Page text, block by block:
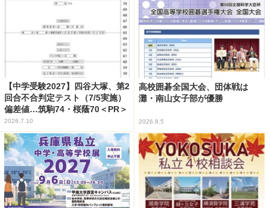
【中学受験2027】四谷大塚、第2
回合不合判定テスト（7/5実施）
偏差値…筑駒74・桜蔭70＜PR＞
2026.7.10
高校囲碁全国大会、団体戦は
灘・南山女子部が優勝
2026.8.5